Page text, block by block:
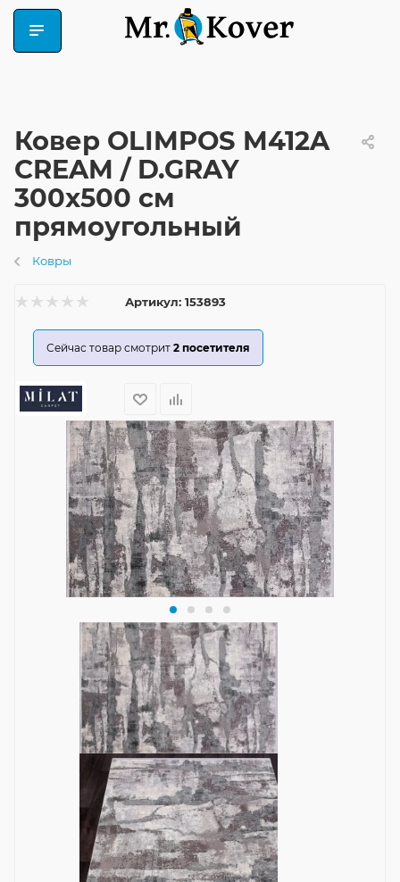
Ковер OLIMPOS M412A
CREAM / D.GRAY
300x500 см
прямоугольный
Ковры
Артикул: 153893
Сейчас товар смотрит 2 посетителя